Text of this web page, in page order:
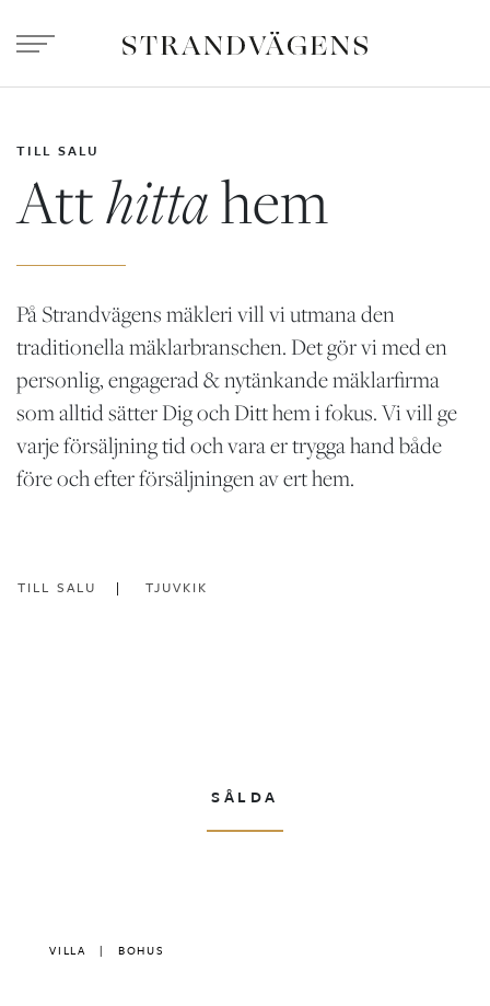
TILL SALU
Atthittahem
På Strandvägens mäkleri vill vi utmana den
traditionella mäklarbranschen. Det gör vi med en
personlig, engagerad & nytänkande mäklarfirma
som alltid sätter Dig och Ditt hem i fokus. Vi vill ge
varje försäljning tid och vara er trygga hand både
före och efter försäljningen av ert hem.
TILL SALU TJUVKIK
SÅLDA
VILLA | BOHUS
|